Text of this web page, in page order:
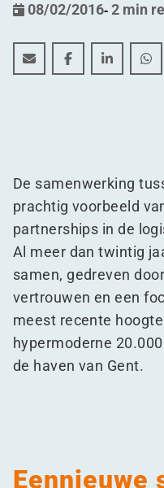
08/02/2016-2 min
Distrilog & WDP:
Distrilog &Distrilog
De samenwerking
prachtig voorbeeld
partnerships in de
Al meer dan twintig
samen, gedreven
vertrouwen en een
meest recente
hypermoderne
de haven van Gent.
Eennieuwe